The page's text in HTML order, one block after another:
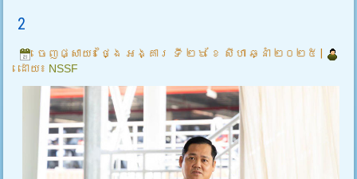
2
ចេញផ្សាយ៖ ថ្ងៃ អង្គារ ទី ២៦ ខែ សីហា ឆ្នាំ ២០២៥
ដោយ៖ NSSF